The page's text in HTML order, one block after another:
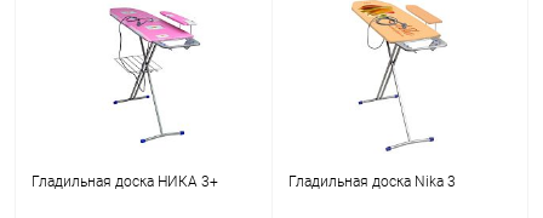
Гладильная доска НИКА 3+ Гладильная доска Nika 3